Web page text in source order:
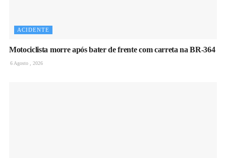
ACIDENTE
Motociclista morre após bater de frente com carreta na BR-364
6 Agosto , 2026